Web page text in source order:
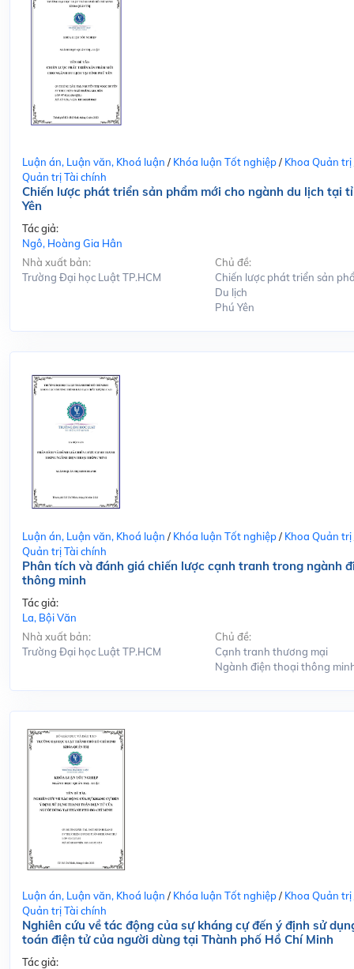
Luận án, Luận văn, Khoá luận / Khóa luận Tốt nghiệp/ Khoa Quản trị
Quản trị Tài chính
Chiến lược phát triển sản phẩm mới cho ngành du lịch tại
Yên
Tác giả:
Ngô, Hoàng Gia Hân
Nhà xuất bản:
Trường Đại học Luật TP.HCM
Chủ đề:
Chiến lược phát triển sản
Du lịch
Phú Yên
Luận án, Luận văn, Khoá luận / Khóa luận Tốt nghiệp/ Khoa Quản trị
Quản trị Tài chính
Phân tích và đánh giá chiến lược cạnh tranh trong ngành
thông minh
Tác giả:
La, Bội Văn
Nhà xuất bản:
Trường Đại học Luật TP.HCM
Chủ đề:
Cạnh tranh thương mại
Ngành điện thoại thông
Luận án, Luận văn, Khoá luận / Khóa luận Tốt nghiệp/ Khoa Quản trị
Quản trị Tài chính
Nghiên cứu về tác động của sự kháng cự đến ý định sử
toán điện tử của người dùng tại Thành phố Hồ Chí Minh
Tác giả: